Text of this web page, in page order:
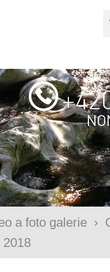
a foto galerie ›
2018